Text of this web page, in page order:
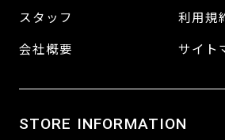
スタッフ
会社概要
利用規
サイト
STORE INFORMATION